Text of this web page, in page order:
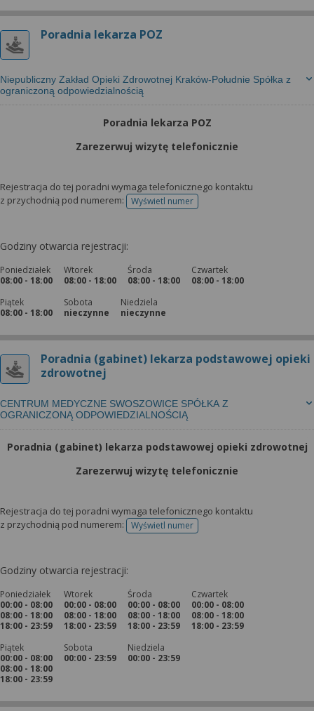
Poradnia lekarza POZ
Niepubliczny Zakład Opieki Zdrowotnej Kraków-Południe Spółka z
ograniczoną odpowiedzialnością
Poradnia lekarza POZ
Zarezerwuj wizytę telefonicznie
Rejestracja do tej poradni wymaga telefonicznego kontaktu
z przychodnią pod numerem:
Wyświetl numertelefonu do rejestracji
Godziny otwarcia rejestracji:
Poniedziałek
08:00 - 18:00
Wtorek
08:00 - 18:00
Środa
08:00 - 18:00
Czwartek
08:00 - 18:00
Piątek
08:00 - 18:00
Sobota
nieczynne
Niedziela
nieczynne
Poradnia (gabinet) lekarza podstawowej opieki
zdrowotnej
CENTRUM MEDYCZNE SWOSZOWICE SPÓŁKA Z
OGRANICZONĄ ODPOWIEDZIALNOŚCIĄ
Poradnia (gabinet) lekarza podstawowej opieki zdrowotnej
Zarezerwuj wizytę telefonicznie
Rejestracja do tej poradni wymaga telefonicznego kontaktu
z przychodnią pod numerem:
Wyświetl numertelefonu do rejestracji
Godziny otwarcia rejestracji:
Poniedziałek
00:00 - 08:00
08:00 - 18:00
18:00 - 23:59
Wtorek
00:00 - 08:00
08:00 - 18:00
18:00 - 23:59
Środa
00:00 - 08:00
08:00 - 18:00
18:00 - 23:59
Czwartek
00:00 - 08:00
08:00 - 18:00
18:00 - 23:59
Piątek
00:00 - 08:00
08:00 - 18:00
18:00 - 23:59
Sobota
00:00 - 23:59
Niedziela
00:00 - 23:59